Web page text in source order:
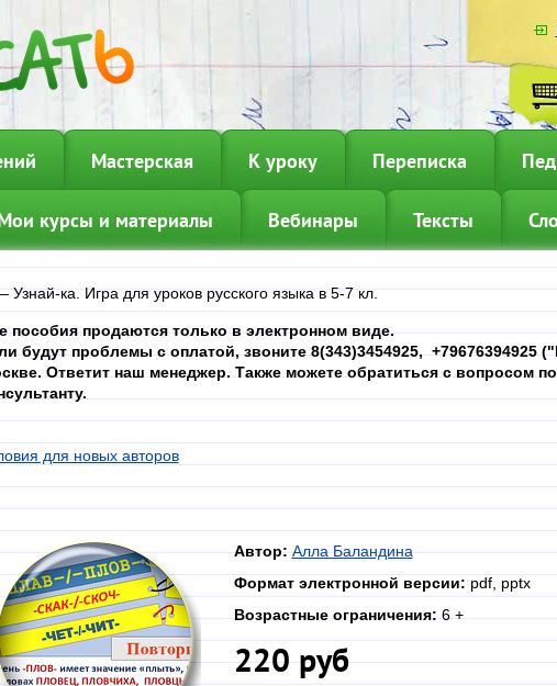
Мастерская К уроку Переписка
курсы и материалы Вебинары Тексты
Узнай-ка. Игра для уроков русского языка в 5-7 кл.
пособия продаются только в электронном виде.
будут проблемы с оплатой, звоните 8(343)3454925, +79676394925
Ответит наш менеджер. Также можете обратиться с вопросом
для новых авторов
Автор: Алла Баландина
Формат электронной версии: pdf, pptx
Возрастные ограничения: 6 +
220 руб